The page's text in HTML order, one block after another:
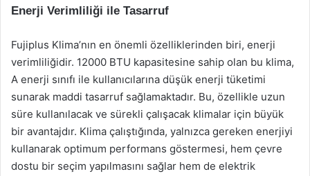
Enerji Verimliliği ile Tasarruf
Fujiplus Klima’nın en önemli özelliklerinden biri, enerji
verimliliğidir. 12000 BTU kapasitesine sahip olan bu klima,
A enerji sınıfı ile kullanıcılarına düşük enerji tüketimi
sunarak maddi tasarruf sağlamaktadır. Bu, özellikle uzun
süre kullanılacak ve sürekli çalışacak klimalar için büyük
bir avantajdır. Klima çalıştığında, yalnızca gereken enerjiyi
kullanarak optimum performans göstermesi, hem çevre
dostu bir seçim yapılmasını sağlar hem de elektrik